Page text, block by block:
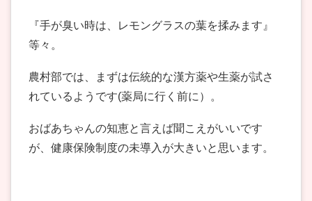
『手が臭い時は、レモングラスの葉を揉みます』
等々。
農村部では、まずは伝統的な漢方薬や生薬が試さ
れているようです(薬局に行く前に）。
おばあちゃんの知恵と言えば聞こえがいいです
が、健康保険制度の未導入が大きいと思います。